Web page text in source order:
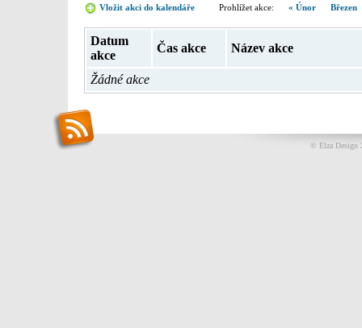
Vložit akci do kalendáře Prohlížet akce: « Únor Březen
Datum
akce
Čas akce Název akce
Žádné akce
© Elza Design